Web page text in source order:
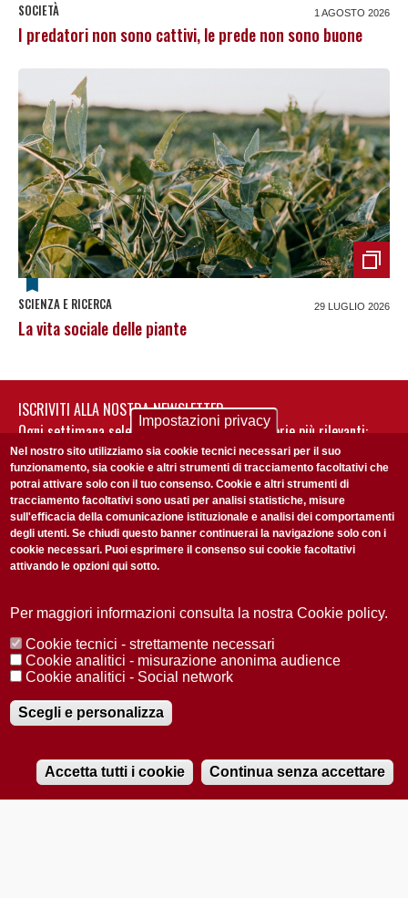
Audio
SOCIETÀ 1 AGOSTO 2026
I predatori non sono cattivi, le prede non sono buone
SCIENZA E RICERCA 29 LUGLIO 2026
La vita sociale delle piante
ISCRIVITI ALLA NOSTRA NEWSLETTER
Ogni settimana selezioniamo per te nostre storie più rilevanti:
non perderti gli aggiornamenti della nostra newsletter
Accetto laPrivacy Policy
Redazione Copyright Privacy
Area stampa
© 2025 Università di Padova
Registrazione presso il Tribunale di Padova n. 2097/2012 del 18 giugno
2012
Impostazioni privacy
Nel nostro sito utilizziamo sia cookie tecnici necessari per il suo
funzionamento, sia cookie e altri strumenti di tracciamento facoltativi che
potrai attivare solo con il tuo consenso. Cookie e altri strumenti di
tracciamento facoltativi sono usati per analisi statistiche, misure
sull'efficacia della comunicazione istituzionale e analisi dei comportamenti
degli utenti. Se chiudi questo banner continuerai la navigazione solo con i
cookie necessari. Puoi esprimere il consenso sui cookie facoltativi
attivando le opzioni qui sotto.
Per maggiori informazioni consulta la nostra Cookie policy.
Cookie tecnici - strettamente necessari
Cookie analitici - misurazione anonima audience
Cookie analitici - Social network
Scegli e personalizza
Accetta tutti i cookie Continua senza accettare